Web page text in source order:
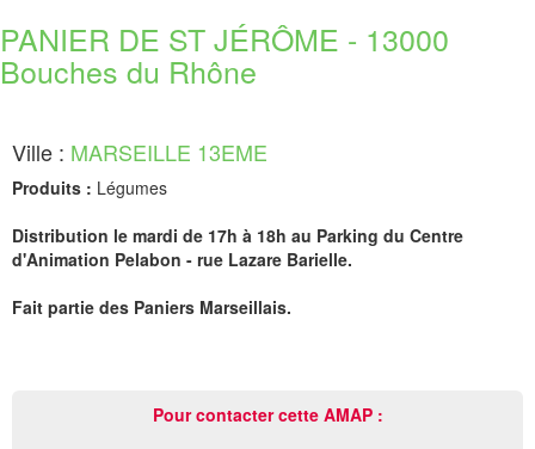
PANIER DE ST JÉRÔME - 13000
Bouches du Rhône
Ville : MARSEILLE 13EME
Produits : Légumes
Distribution le mardi de 17h à 18h au Parking du Centre
d'Animation Pelabon - rue Lazare Barielle.
Fait partie des Paniers Marseillais.
Pour contacter cette AMAP :